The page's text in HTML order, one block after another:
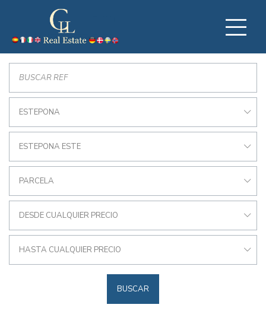
ESTEPONA
ESTEPONA ESTE
PARCELA
DESDE CUALQUIER PRECIO
HASTA CUALQUIER PRECIO
BUSCAR